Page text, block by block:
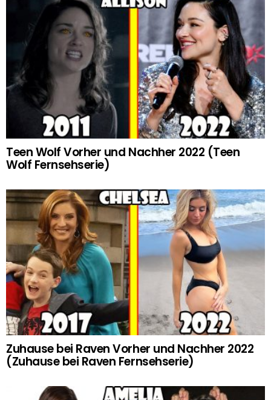
Teen Wolf Vorher und Nachher 2022 (Teen
Wolf Fernsehserie)
Zuhause bei Raven Vorher und Nachher 2022
(Zuhause bei Raven Fernsehserie)